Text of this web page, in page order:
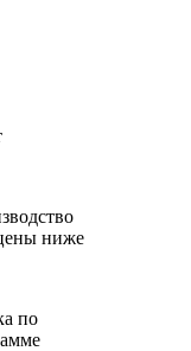
ниже
по